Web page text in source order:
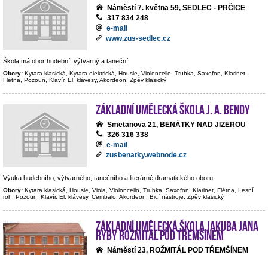
Náměstí 7. května 59, SEDLEC - PRČICE
317 834 248
e-mail
www.zus-sedlec.cz
Škola má obor hudební, výtvarný a taneční.
Obory: Kytara klasická, Kytara elektrická, Housle, Violoncello, Trubka, Saxofon, Klarinet,
Flétna, Pozoun, Klavír, El. klávesy, Akordeon, Zpěv klasický
Základní umělecká škola J. A. Bendy
Smetanova 21, BENÁTKY NAD JIZEROU
326 316 338
e-mail
zusbenatky.webnode.cz
Výuka hudebního, výtvarného, tanečního a literárně dramatického oboru.
Obory: Kytara klasická, Housle, Viola, Violoncello, Trubka, Saxofon, Klarinet, Flétna, Lesní
roh, Pozoun, Klavír, El. klávesy, Cembalo, Akordeon, Bicí nástroje, Zpěv klasický
Základní umělecká škola Jakuba Jana
Ryby Rožmitál pod Třemšínem
Náměstí 23, ROŽMITÁL POD TŘEMŠÍNEM